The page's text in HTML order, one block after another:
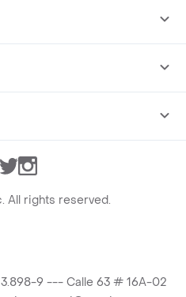
TwitterInstagram
All rights reserved.
9 --- Calle 63 # 16A-02